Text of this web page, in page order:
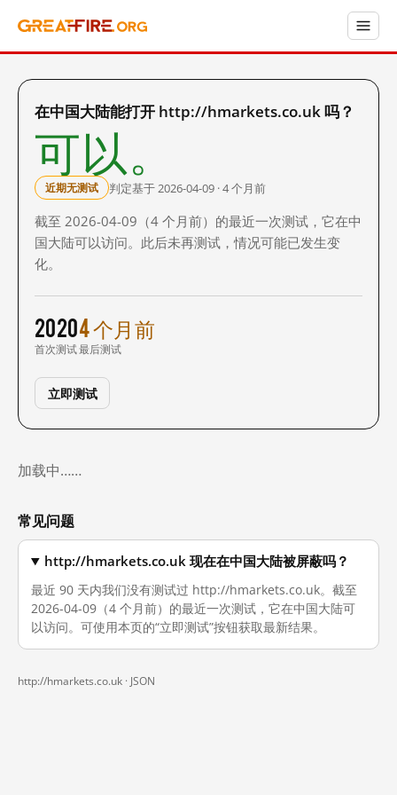
在中国大陆能打开 http://hmarkets.co.uk 吗？
可以。
近期无测试 判定基于 2026-04-09 · 4 个月前
截至 2026-04-09（4 个月前）的最近一次测试，它在中
国大陆可以访问。此后未再测试，情况可能已发生变
化。
2020
首次测试
4 个月前
最后测试
立即测试
加载中……
常见问题
http://hmarkets.co.uk 现在在中国大陆被屏蔽吗？
最近 90 天内我们没有测试过 http://hmarkets.co.uk。截至
2026-04-09（4 个月前）的最近一次测试，它在中国大陆可
以访问。可使用本页的“立即测试”按钮获取最新结果。
http://hmarkets.co.uk · JSON